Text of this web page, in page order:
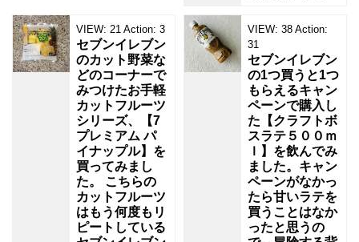
VIEW: 21 Action: 3
セブンイレブン
のカット野菜な
どのコーナーで
みつけたお手軽
カットフルーツ
シリーズ、【7
プレミアム パ
イナップル】を
買ってみまし
た。 こちらの
カットフルーツ
はもう何度もリ
ピートしている
VIEW: 38 Action:
31
セブンイレブン
の1つ買うと1つ
もらえるキャン
ペーンで購入し
た【クラフトボ
スラテ５００ｍ
ｌ】を飲んでみ
ました。キャン
ペーンがなかっ
たら甘いラテを
買うことはなか
ったと思うの